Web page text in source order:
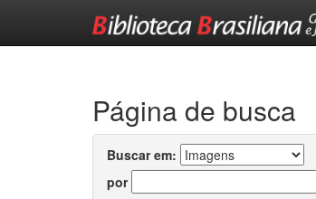
Página de busca
Buscar em:
por